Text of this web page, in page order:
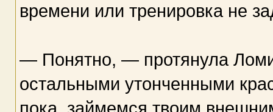
времени или тренировка не
— Понятно, — протянула
остальными утонченными